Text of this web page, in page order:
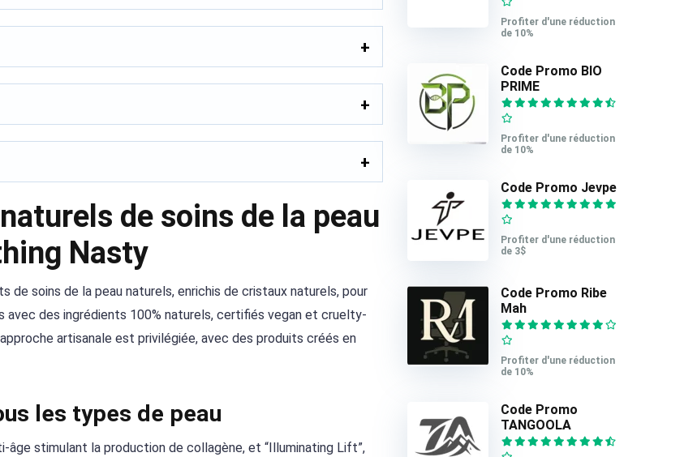
de soins de la peau
Nasty
de soins de la peau naturels, enrichis de cristaux naturels, pour
avec des ingrédients 100% naturels, certifiés vegan et cruelty-
artisanale est privilégiée, avec des produits créés en
les types de peau
âge stimulant la production de collagène, et “Illuminating Lift”,
Profiter d'une réduction
de 10%
Code Promo BIO
PRIME
Profiter d'une réduction
de 10%
Code Promo Jevpe
Profiter d'une réduction
de 3$
Code Promo Ribe
Mah
Profiter d'une réduction
de 10%
Code Promo
TANGOOLA